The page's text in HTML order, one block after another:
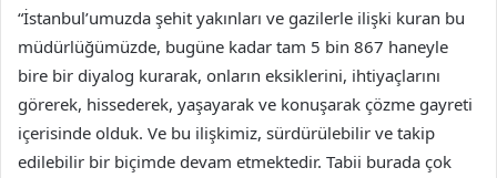
“İstanbul’umuzda şehit yakınları ve gazilerle ilişki kuran bu
müdürlüğümüzde, bugüne kadar tam 5 bin 867 haneyle
bire bir diyalog kurarak, onların eksiklerini, ihtiyaçlarını
görerek, hissederek, yaşayarak ve konuşarak çözme gayreti
içerisinde olduk. Ve bu ilişkimiz, sürdürülebilir ve takip
edilebilir bir biçimde devam etmektedir. Tabii burada çok